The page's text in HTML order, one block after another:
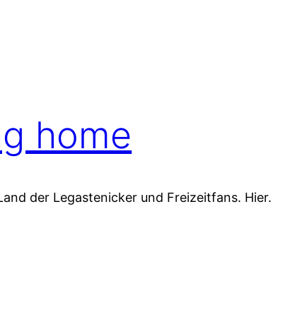
home
der Legastenicker und Freizeitfans. Hier.